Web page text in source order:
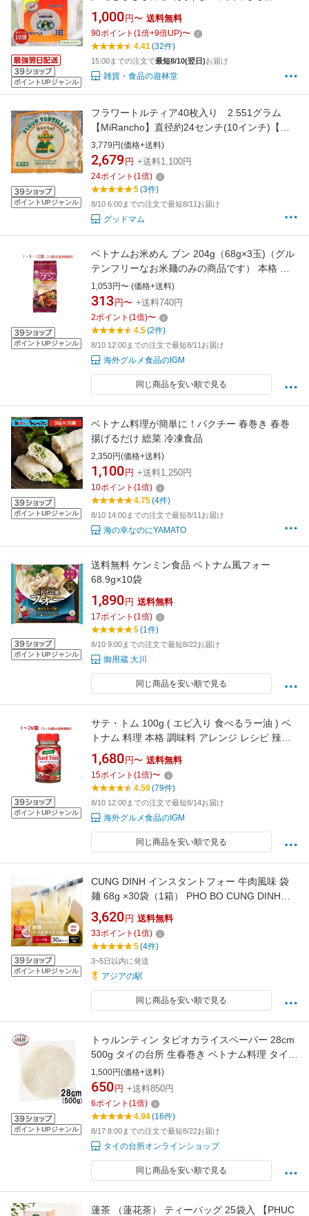
ポイントUPジャンル
判！】 ライスペーパー (16cm/22cm 250g) 送料
無料 無添加 オーガニック 無農薬 ベトナム グル
テンフリー 生春巻き ライスペーパーケーキ
1,000 円〜 送料無料
90ポイント (1倍+9倍UP)〜
4.41(32件)
15:00までの注文で最短8/10(翌日)お届け
雑貨・食品の遊林堂
ポイントUPジャンル
フラワートルティア40枚入り 2.551グラム
【MiRancho】直径約24センチ(10インチ)【冷
凍】【トルティーヤ・トルティア・トルティ
ヤ】【コストコ通販】＃8
3,779円(価格+送料)
2,679 円 +送料1,100円
24ポイント (1倍)
5(3件)
8/10 6:00までの注文で最短8/11お届け
グッドマム
ポイントUPジャンル
ベトナムお米めん ブン 204g（68g×3玉)（グル
テンフリーなお米麺のみの商品です） 本格 ベ
トナム 料理 フォー ライスヌードル ビーフン イ
ンスタント 時短 簡単 美味しい グルメ 人気 米
麺 おすすめ 一人暮らし アジア グルテンフリー
ギフト プレゼント お返し
1,053円〜 (価格+送料)
313 円〜 +送料740円
2ポイント (1倍)〜
4.5(2件)
8/10 12:00までの注文で最短8/11お届け
海外グルメ食品のIGM
同じ商品を安い順で見る
ポイントUPジャンル
ベトナム料理が簡単に！パクチー 春巻き 春巻
揚げるだけ 総菜 冷凍食品
2,350円(価格+送料)
1,100 円 +送料1,250円
10ポイント (1倍)
4.75(4件)
8/10 14:00までの注文で最短8/11お届け
海の幸なのにYAMATO
ポイントUPジャンル
送料無料 ケンミン食品 ベトナム風フォー
68.9g×10袋
1,890 円 送料無料
17ポイント (1倍)
5(1件)
8/10 9:00までの注文で最短8/22お届け
御用蔵 大川
同じ商品を安い順で見る
ポイントUPジャンル
サテ・トム 100g ( エビ入り 食べるラー油 ) ベ
トナム 料理 本格 調味料 アレンジ レシピ 辣油
辛味 人気 美味しい グルメ おすすめ アジア ア
ジアン 旨辛 ギフト プレゼント 贈り物 まとめ買
い ご飯のお供 やみつき エビ 旨辛 おつまみ
1,680 円〜 送料無料
15ポイント (1倍)〜
4.59(79件)
8/10 12:00までの注文で最短8/14お届け
海外グルメ食品のIGM
同じ商品を安い順で見る
ポイントUPジャンル
CUNG DINH インスタントフォー 牛肉風味 袋
麺 68g ×30袋（1箱） PHO BO CUNG DINH
GOI
3,620 円 送料無料
33ポイント (1倍)
5(4件)
3~5日以内に発送
アジアの駅
同じ商品を安い順で見る
ポイントUPジャンル
トゥルンティン タピオカライスペーパー 28cm
500g タイの台所 生春巻き ベトナム料理 タイ料
理
1,500円(価格+送料)
650 円 +送料850円
6ポイント (1倍)
4.94(16件)
8/17 8:00までの注文で最短8/22お届け
タイの台所オンラインショップ
同じ商品を安い順で見る
蓮茶 （蓮花茶） ティーバッグ 25袋入 【PHUC